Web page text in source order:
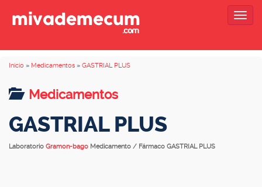
Inicio » Medicamentos » GASTRIAL PLUS
Medicamentos
GASTRIAL PLUS
Laboratorio Gramon-bago Medicamento / Fármaco GASTRIAL PLUS